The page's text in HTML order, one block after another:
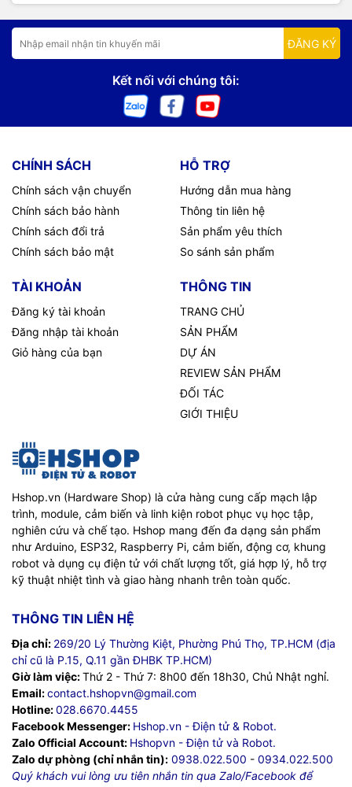
ĐĂNG KÝ
Kết nối với chúng tôi:
CHÍNH SÁCH
Chính sách vận chuyển
Chính sách bảo hành
Chính sách đổi trả
Chính sách bảo mật
HỖ TRỢ
Hướng dẫn mua hàng
Thông tin liên hệ
Sản phẩm yêu thích
So sánh sản phẩm
TÀI KHOẢN
Đăng ký tài khoản
Đăng nhập tài khoản
Giỏ hàng của bạn
THÔNG TIN
TRANG CHỦ
SẢN PHẨM
DỰ ÁN
REVIEW SẢN PHẨM
ĐỐI TÁC
GIỚI THIỆU
Hshop.vn (Hardware Shop) là cửa hàng cung cấp mạch lập
trình, module, cảm biến và linh kiện robot phục vụ học tập,
nghiên cứu và chế tạo. Hshop mang đến đa dạng sản phẩm
như Arduino, ESP32, Raspberry Pi, cảm biến, động cơ, khung
robot và dụng cụ điện tử với chất lượng tốt, giá hợp lý, hỗ trợ
kỹ thuật nhiệt tình và giao hàng nhanh trên toàn quốc.
THÔNG TIN LIÊN HỆ
Địa chỉ: 269/20 Lý Thường Kiệt, Phường Phú Thọ, TP.HCM (địa
chỉ cũ là P.15, Q.11 gần ĐHBK TP.HCM)
Giờ làm việc:Thứ 2 - Thứ 7: 8h00 đến 18h30, Chủ Nhật nghỉ.
Email:contact.hshopvn@gmail.com
Hotline:028.6670.4455
Facebook Messenger: Hshop.vn - Điện tử & Robot.
Zalo Official Account: Hshopvn - Điện tử và Robot.
Zalo dự phòng (chỉ nhắn tin): 0938.022.500 - 0934.022.500
Quý khách vui lòng ưu tiên nhắn tin qua Zalo/Facebook để